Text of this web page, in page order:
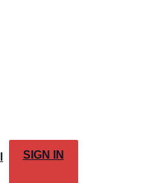
SIGN IN